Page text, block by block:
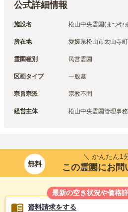
公式詳細情報
施設名 松山中央霊園(まつや
所在地 愛媛県松山市太山寺
霊園種別 民営霊園
区画タイプ 一般墓
宗旨宗派 宗教不問
経営主体 松山中央霊園管理事
無料
＼ かんたん1
この霊園にお問
最新の空き状況や価格
資料請求をする